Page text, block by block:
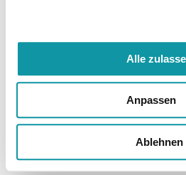
Alle
Anpassen
Ablehnen